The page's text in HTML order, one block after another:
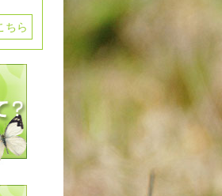
ちら